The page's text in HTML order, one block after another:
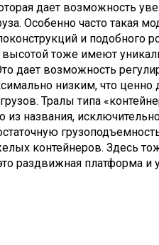
дает возможность
Особенно часто такая
и подобного
тоже имеют
дает возможность
низким, что ценно
Тралы типа
из названия,
контейнеров. Здесь
раздвижная платформа и